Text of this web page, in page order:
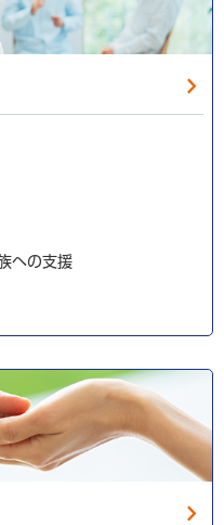
への支援